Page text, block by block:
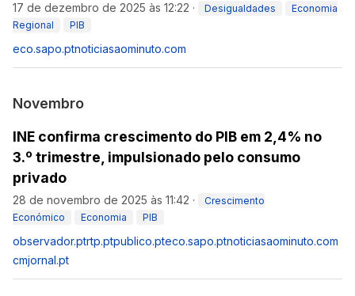
17 de dezembro de 2025 às 12:22 · Desigualdades
Economia
Regional
PIB
eco.sapo.ptnoticiasaominuto.com
Novembro
INE confirma crescimento do PIB em 2,4% no
3.º trimestre, impulsionado pelo consumo
privado
28 de novembro de 2025 às 11:42 ·
Crescimento
Económico
Economia PIB
observador.ptrtp.ptpublico.pteco.sapo.ptnoticiasaominuto.com
cmjornal.pt